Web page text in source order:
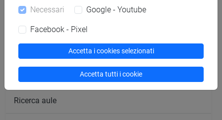
Cerca nel sito
Ricerca persone
Ricerca insegnamenti
Ricerca aule
Necessari Google - Youtube
Facebook - Pixel
Accetta i cookies selezionati
Accetta tutti i cookie